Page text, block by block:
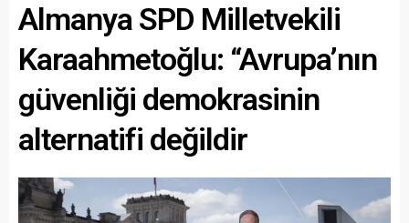
Almanya SPD Milletvekili
Karaahmetoğlu: “Avrupa’nın
güvenliği demokrasinin
alternatifi değildir